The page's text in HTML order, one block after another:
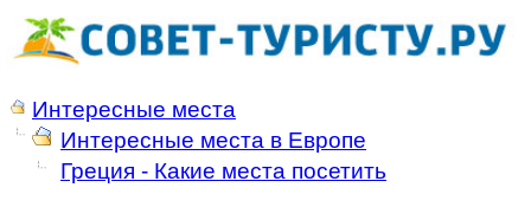
Интересные места
Интересные места в Европе
Греция - Какие места посетить